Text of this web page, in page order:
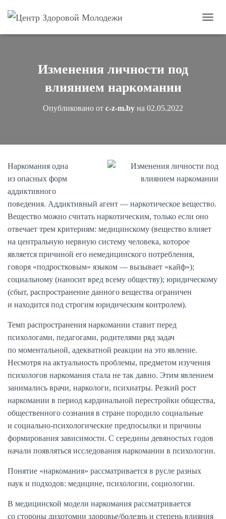
е
г
а
ю
Изменения личности под
влиянием наркомании
Опубликовано от c-z-m.by на 02.05.2022
Наркомания одна
из опасных форм
аддиктивного
поведения. Аддиктивный агент — наркотическое вещество.
Вещество можно считать наркотическим, только если оно
отвечает трем критериям: медицинскому (вещество влияет
на центральную нервную систему человека, которое
является причиной его немедицинского потребления,
говоря «подростковым» языком — вызывает «кайф»);
социальному (наносит вред всему обществу); юридическому
(сбыт, распространение данного вещества ограничен
и находится под строгим юридическим контролем).
Темп распространения наркомании ставит перед
психологами, педагогами, родителями ряд задач
по моментальной, адекватной реакции на это явление.
Несмотря на актуальность проблемы, предметом изучения
психологов наркомания стала не так давно. Этим явлением
занимались врачи, наркологи, психиатры. Резкий рост
наркомании в период кардинальной перестройки общества,
общественного сознания в стране породило социальные
и социально-психологические предпосылки и причины
формирования зависимости. С середины девяностых годов
начали появляться исследования наркомании в психологии.
Понятие «наркомания» рассматривается в русле разных
наук и подходов: медицине, психологии, социологии.
В медицинской модели наркомания рассматривается
со стороны дихотомии здоровье/болезнь и степень влияния